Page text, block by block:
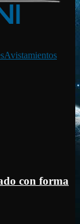
Avistamientos
con forma